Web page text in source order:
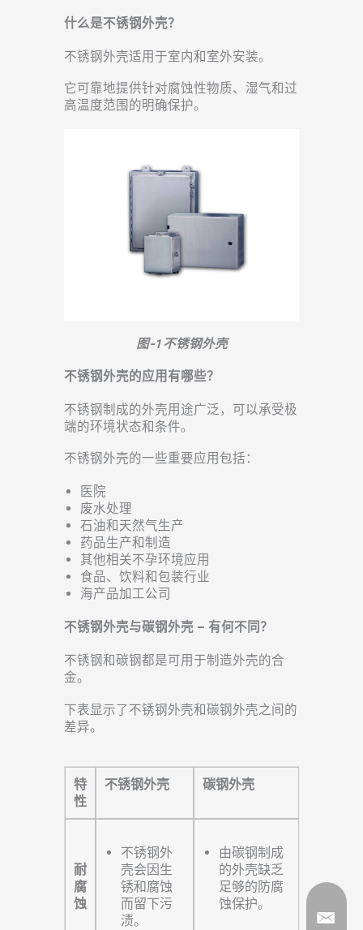
什么是不锈钢外壳？
不锈钢外壳适用于室内和室外安装。
它可靠地提供针对腐蚀性物质、湿气和过
高温度范围的明确保护。
图-1 不锈钢外壳
不锈钢外壳的应用有哪些？
不锈钢制成的外壳用途广泛，可以承受极
端的环境状态和条件。
不锈钢外壳的一些重要应用包括：
医院
废水处理
石油和天然气生产
药品生产和制造
其他相关不孕环境应用
食品、饮料和包装行业
海产品加工公司
不锈钢外壳与碳钢外壳 – 有何不同？
不锈钢和碳钢都是可用于制造外壳的合
金。
下表显示了不锈钢外壳和碳钢外壳之间的
差异。
特
性
不锈钢外壳 碳钢外壳
耐
腐
蚀
不锈钢外
壳会因生
锈和腐蚀
而留下污
渍。
由碳钢制成
的外壳缺乏
足够的防腐
蚀保护。